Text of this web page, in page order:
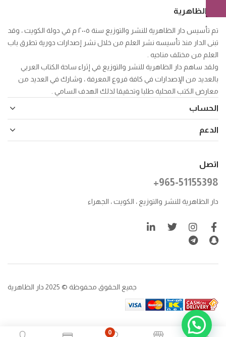
0
دار الظاهرية
تم تأسيس دار الظاهرية للنشر والتوزيع سنة ٢٠٠٥ م في دولة الكويت ، وقد
تبنى الدار منذ تأسيسه نشر العلم من خلال نشر إصدارات دورية تطرق باب
العلم من مختلف مناحيه .
ولقد ساهم دار الظاهرية للنشر والتوزيع في إثراء ساحة الكتاب العربي
بالعديد من الإصدارات في كافة فروع المعرفة ، وشارك في العديد من
معارض الكتب المحلية طلبا وتحقيقا لذلك الهدف السامي .
الحساب
الدعم
اتصل
+965-51155398
دار الظاهرية للنشر والتوزيع ، الكويت ، الجهراء
جميع الحقوق محفوظة © 2025 دار الظاهرية